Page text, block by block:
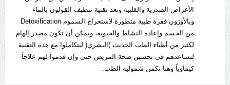
الأعراض الصدرية والقلبية وتعد تقنية تنظيف القولون بالماء
وبالأوزون قفزة طبية متطورة لاستخراج السموم Detoxification
من الجسم وإعادة النشاط والحيوية، ويمكن أن تكون مصدر إلهام
لكثير من أطباء الطب الحديث )البشري( ليتكاملوا مع هذه التقنية
لتساعدهم في تحسين صحة المريض حتى وإن قدموا لهم علاجاً
كيماوياً وهنا تكمن شمولية الطب.